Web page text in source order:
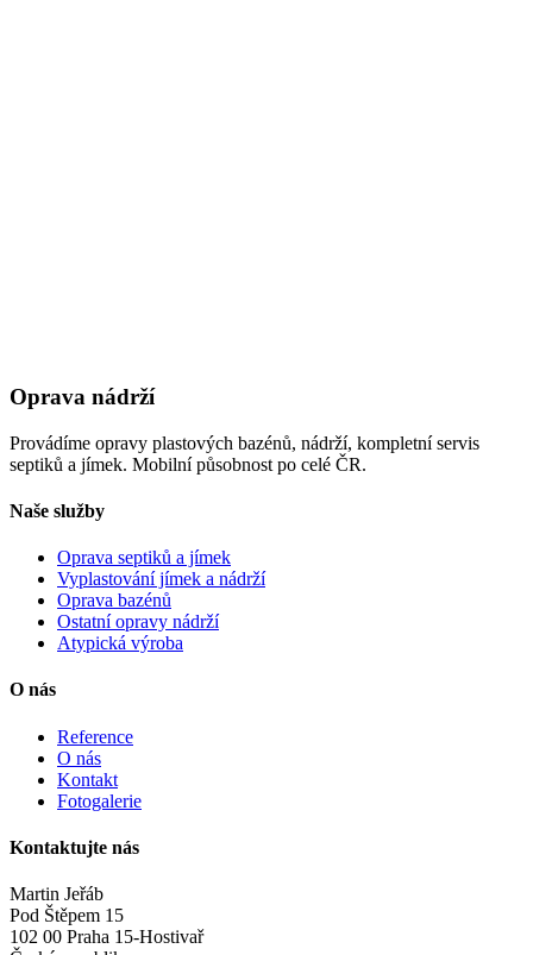
Oprava nádrží
Provádíme opravy plastových bazénů, nádrží, kompletní servis
septiků a jímek. Mobilní působnost po celé ČR.
Naše služby
Oprava septiků a jímek
Vyplastování jímek a nádrží
Oprava bazénů
Ostatní opravy nádrží
Atypická výroba
O nás
Reference
O nás
Kontakt
Fotogalerie
Kontaktujte nás
Martin Jeřáb
Pod Štěpem 15
102 00 Praha 15-Hostivař